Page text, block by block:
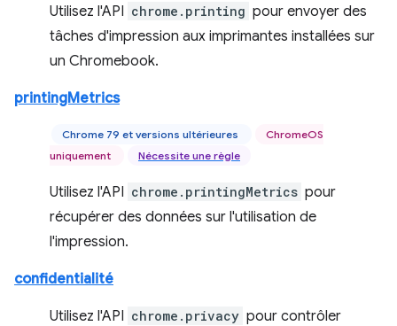
Utilisez l'API chrome.printing pour envoyer des
tâches d'impression aux imprimantes installées sur
un Chromebook.
printingMetrics
Chrome 79 et versions ultérieures
ChromeOS
uniquement
Nécessite une règle
Utilisez l'API chrome.printingMetrics pour
récupérer des données sur l'utilisation de
l'impression.
confidentialité
Utilisez l'API chrome.privacy pour contrôler